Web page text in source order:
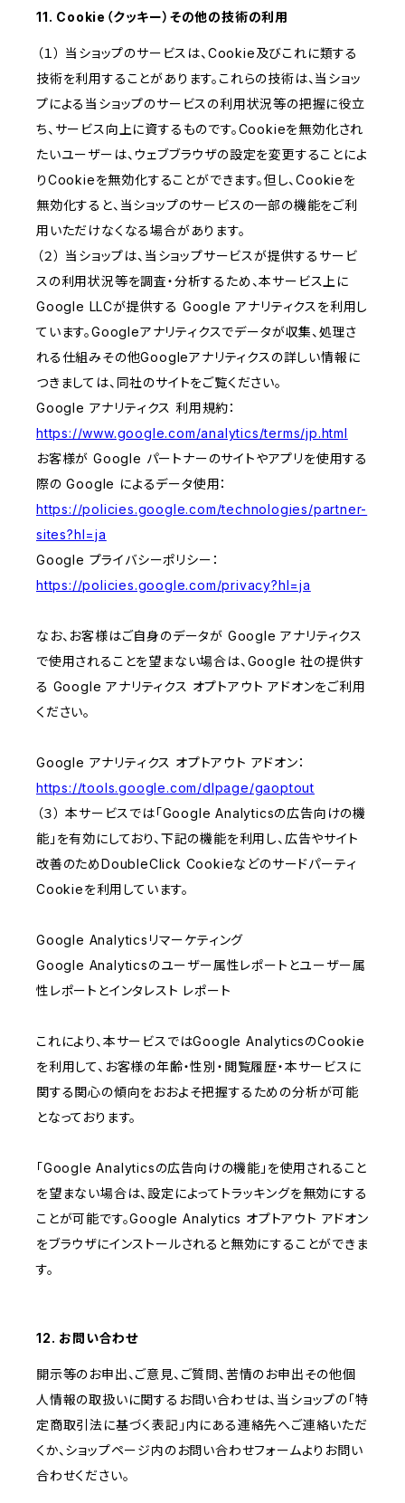
11. Cookie（クッキー）その他の技術の利用
（１） 当ショップのサービスは、Cookie及びこれに類する
技術を利用することがあります。これらの技術は、当ショッ
プによる当ショップのサービスの利用状況等の把握に役立
ち、サービス向上に資するものです。Cookieを無効化され
たいユーザーは、ウェブブラウザの設定を変更することによ
りCookieを無効化することができます。但し、Cookieを
無効化すると、当ショップのサービスの一部の機能をご利
用いただけなくなる場合があります。
（２） 当ショップは、当ショップサービスが提供するサービ
スの利用状況等を調査・分析するため、本サービス上に
Google LLCが提供する Google アナリティクスを利用し
ています。Googleアナリティクスでデータが収集、処理さ
れる仕組みその他Googleアナリティクスの詳しい情報に
つきましては、同社のサイトをご覧ください。
Google アナリティクス 利用規約：
https://www.google.com/analytics/terms/jp.html
お客様が Google パートナーのサイトやアプリを使用する
際の Google によるデータ使用：
https://policies.google.com/technologies/partner-
sites?hl=ja
Google プライバシーポリシー：
https://policies.google.com/privacy?hl=ja
なお、お客様はご自身のデータが Google アナリティクス
で使用されることを望まない場合は、Google 社の提供す
る Google アナリティクス オプトアウト アドオンをご利用
ください。
Google アナリティクス オプトアウト アドオン：
https://tools.google.com/dlpage/gaoptout
（３） 本サービスでは「Google Analyticsの広告向けの機
能」を有効にしており、下記の機能を利用し、広告やサイト
改善のためDoubleClick Cookieなどのサードパーティ
Cookieを利用しています。
Google Analyticsリマーケティング
Google Analyticsのユーザー属性レポートとユーザー属
性レポートとインタレスト レポート
これにより、本サービスではGoogle AnalyticsのCookie
を利用して、お客様の年齢・性別・閲覧履歴・本サービスに
関する関心の傾向をおおよそ把握するための分析が可能
となっております。
「Google Analyticsの広告向けの機能」を使用されること
を望まない場合は、設定によってトラッキングを無効にする
ことが可能です。Google Analytics オプトアウト アドオン
をブラウザにインストールされると無効にすることができま
す。
12. お問い合わせ
開示等のお申出、ご意見、ご質問、苦情のお申出その他個
人情報の取扱いに関するお問い合わせは、当ショップの「特
定商取引法に基づく表記」内にある連絡先へご連絡いただ
くか、ショップページ内のお問い合わせフォームよりお問い
合わせください。